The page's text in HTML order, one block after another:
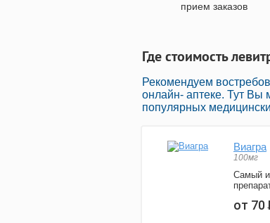
прием заказов
Где стоимость
Рекомендуем
онлайн- аптеке. Тут Вы
популярных
Виагра
100мг
Самый
от 70